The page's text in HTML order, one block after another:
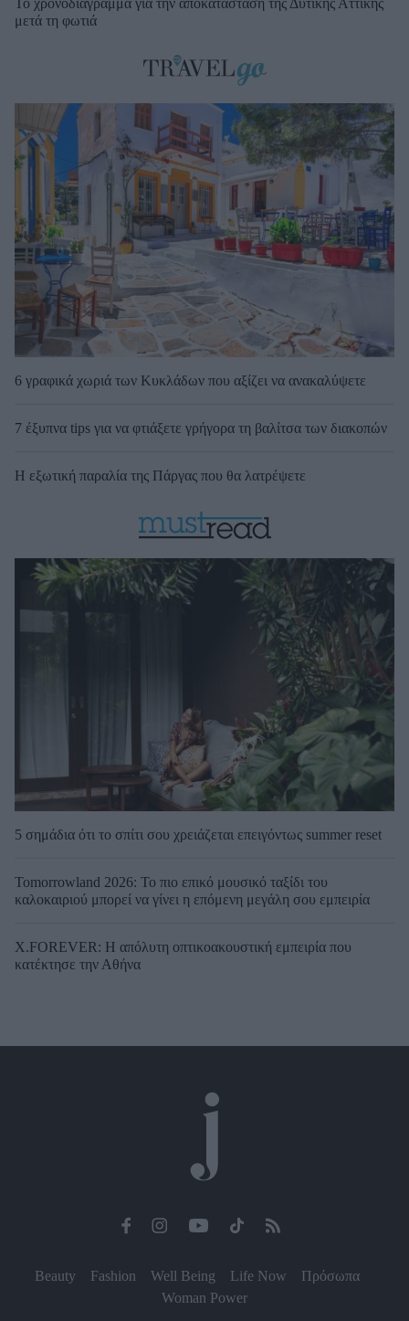
Το χρονοδιάγραμμα για την αποκατάσταση της Δυτικής Αττικής
μετά τη φωτιά
6 γραφικά χωριά των Κυκλάδων που αξίζει να ανακαλύψετε
7 έξυπνα tips για να φτιάξετε γρήγορα τη βαλίτσα των διακοπών
Η εξωτική παραλία της Πάργας που θα λατρέψετε
5 σημάδια ότι το σπίτι σου χρειάζεται επειγόντως summer reset
Tomorrowland 2026: Το πιο επικό μουσικό ταξίδι του
καλοκαιριού μπορεί να γίνει η επόμενη μεγάλη σου εμπειρία
X.FOREVER: Η απόλυτη οπτικοακουστική εμπειρία που
κατέκτησε την Αθήνα
Beauty Fashion Well Being Life Now
Πρόσωπα
Woman Power